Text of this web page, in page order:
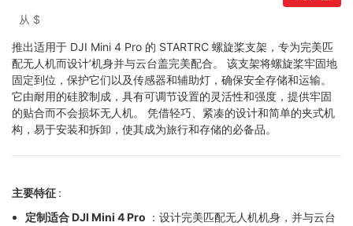
从 $
推出适用于 DJI Mini 4 Pro 的 STARTRC 螺旋桨支架，专为完美匹
配无人机而设计’机身并与云台盖完美配合。 该支架将螺旋桨牢固地
固定到位，保护它们以及传感器和辅助灯，确保安全存储和运输。
它由耐用的硅胶制成，具有可调节设置的灵活性和强度，提供牢固
的贴合而不会损坏无人机。 凭借轻巧、紧凑的设计和简单的夹式机
构，易于安装和拆卸，使其成为旅行和存储的必备品。
主要特征 :
定制适合 DJI Mini 4 Pro ：设计完美匹配无人机机身，并与云台